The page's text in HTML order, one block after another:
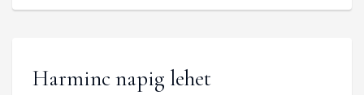
Harminc napig lehet